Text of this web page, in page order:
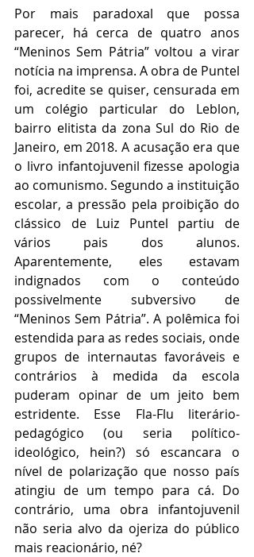
Por mais paradoxal que possa
parecer, há cerca de quatro anos
“Meninos Sem Pátria” voltou a virar
notícia na imprensa. A obra de Puntel
foi, acredite se quiser, censurada em
um colégio particular do Leblon,
bairro elitista da zona Sul do Rio de
Janeiro, em 2018. A acusação era que
o livro infantojuvenil fizesse apologia
ao comunismo. Segundo a instituição
escolar, a pressão pela proibição do
clássico de Luiz Puntel partiu de
vários pais dos alunos.
Aparentemente, eles estavam
indignados com o conteúdo
possivelmente subversivo de
“Meninos Sem Pátria”. A polêmica foi
estendida para as redes sociais, onde
grupos de internautas favoráveis e
contrários à medida da escola
puderam opinar de um jeito bem
estridente. Esse Fla-Flu literário-
pedagógico (ou seria político-
ideológico, hein?) só escancara o
nível de polarização que nosso país
atingiu de um tempo para cá. Do
contrário, uma obra infantojuvenil
não seria alvo da ojeriza do público
mais reacionário, né?